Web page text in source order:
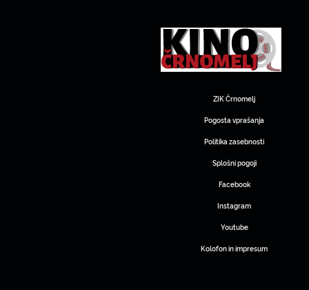
ZIK Črnomelj
Pogosta vprašanja
Politika zasebnosti
Splošni pogoji
Facebook
Instagram
Youtube
Kolofon in impresum